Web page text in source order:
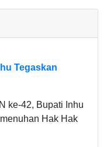
Tegaskan
ke-42, Bupati Inhu
Hak Hak